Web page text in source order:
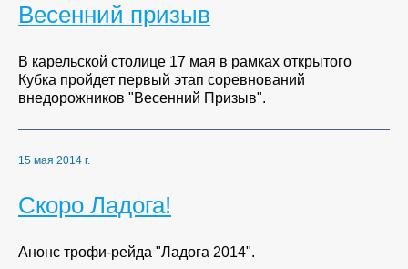
Весенний призыв
В карельской столице 17 мая в рамках открытого
Кубка пройдет первый этап соревнований
внедорожников "Весенний Призыв".
15 мая 2014 г.
Скоро Ладога!
Анонс трофи-рейда "Ладога 2014".